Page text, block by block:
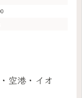
空港・イオ